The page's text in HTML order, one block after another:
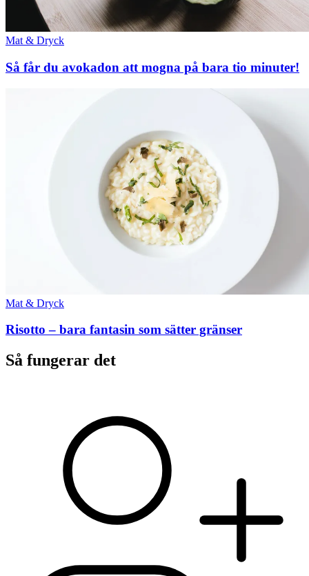
Mat & Dryck
Så får du avokadon att mogna på bara tio minuter!
Mat & Dryck
Risotto – bara fantasin som sätter gränser
Så fungerar det